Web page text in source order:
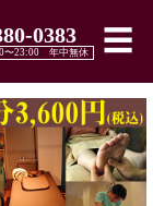
0383
〜23:00 年中無休 ☰